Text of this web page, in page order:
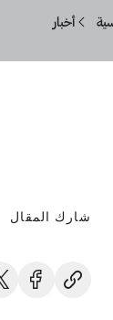
أخبار
شارك المقال